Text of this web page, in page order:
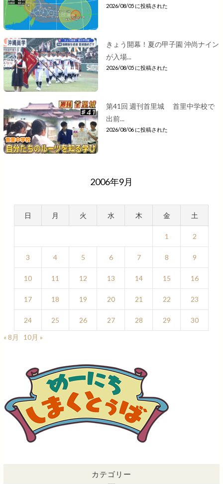
2026/08/05 に投稿された
きょう開幕！夏の甲子園 沖尚ナイン
が入場...
2026/08/05 に投稿された
第41回 週刊首里城 首里中学校で
出前...
2026/08/06 に投稿された
2006年9月
日 月 火 水 木 金 土
1 2
3 4 5 6 7 8 9
10 11 12 13 14 15 16
17 18 19 20 21 22 23
24 25 26 27 28 29
30
« 8月
10月 »
カテゴリー